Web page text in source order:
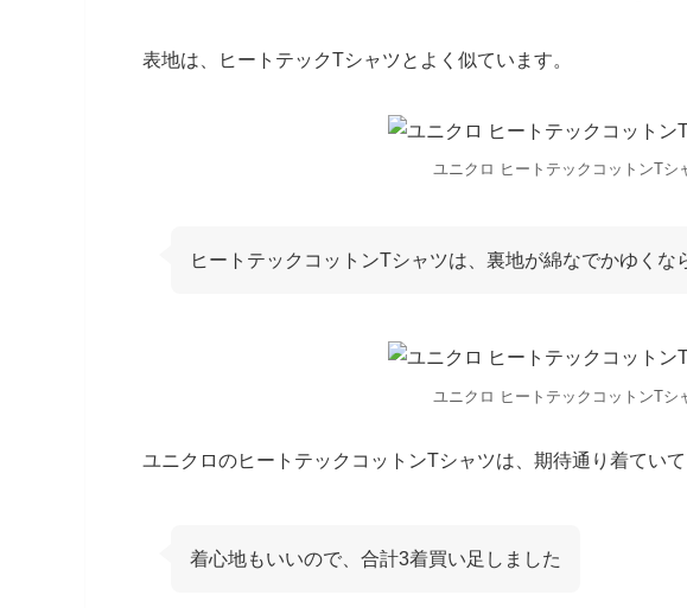
表地は、ヒートテックTシャツとよく似ています。
ユニクロ ヒートテックコットンTシ
ヒートテックコットンTシャツは、裏地が綿なでかゆくな
ユニクロ ヒートテックコットンTシ
ユニクロのヒートテックコットンTシャツは、期待通り着ていて
着心地もいいので、合計3着買い足しました